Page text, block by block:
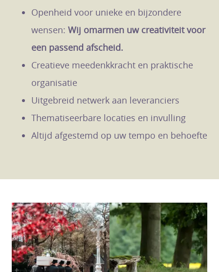
Openheid voor unieke en bijzondere
wensen: Wij omarmen uw creativiteit voor
een passend afscheid.
Creatieve meedenkkracht en praktische
organisatie
Uitgebreid netwerk aan leveranciers
Thematiseerbare locaties en invulling
Altijd afgestemd op uw tempo en behoefte